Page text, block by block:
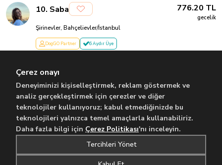
10. Saba 776.20 TL
gecelik
Şirinevler, Bahçelievler/İstanbul
DogGO Partner 6 Aydır Üye
önce kendi köpeğim vardı ...
Son Aktiflik: 18 Ocak Ödeme alınmayacaktır.
Saba İLE İLETİŞİME GEÇ
2 ... 45
Çerez onayı
Deneyiminizi kişiselleştirmek, reklam göstermek ve
analiz gerçekleştirmek için çerezler ve diğer
teknolojiler kullanıyoruz; kabul etmediğinizde bu
teknolojileri yalnızca temel amaçlarla kullanabiliriz.
Daha fazla bilgi için Çerez Politikası'nı inceleyin.
Tercihleri Yönet